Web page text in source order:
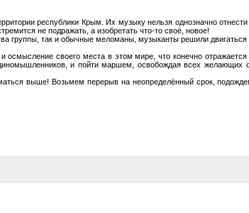
республики Крым. Их музыку нельзя однозначно отнести
не подражать, а изобретать что-то своё, новое!
группы, так и обычные меломаны, музыканты решили двигаться
своего места в этом мире, что конечно отражается
и пойти маршем, освобождая всех желающих
выше! Возьмем перерыв на неопределённый срок,